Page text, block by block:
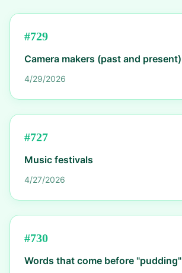
#729
Camera makers (past and present)
4/29/2026
#727
Music festivals
4/27/2026
#730
Words that come before "pudding"